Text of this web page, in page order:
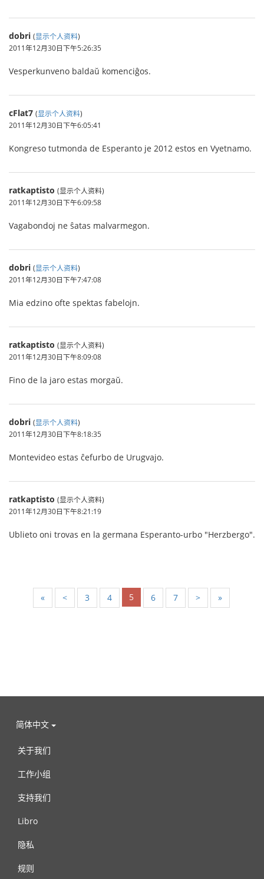
dobri (显示个人资料)
2011年12月30日下午5:26:35
Vesperkunveno baldaŭ komenciĝos.
cFlat7 (显示个人资料)
2011年12月30日下午6:05:41
Kongreso tutmonda de Esperanto je 2012 estos en Vyetnamo.
ratkaptisto (显示个人资料)
2011年12月30日下午6:09:58
Vagabondoj ne ŝatas malvarmegon.
dobri (显示个人资料)
2011年12月30日下午7:47:08
Mia edzino ofte spektas fabelojn.
ratkaptisto (显示个人资料)
2011年12月30日下午8:09:08
Fino de la jaro estas morgaŭ.
dobri (显示个人资料)
2011年12月30日下午8:18:35
Montevideo estas ĉefurbo de Urugvajo.
ratkaptisto (显示个人资料)
2011年12月30日下午8:21:19
Ublieto oni trovas en la germana Esperanto-urbo "Herzbergo".
« < 3 4 5 6 7 > »
简体中文
关于我们
工作小组
支持我们
Libro
隐私
规则